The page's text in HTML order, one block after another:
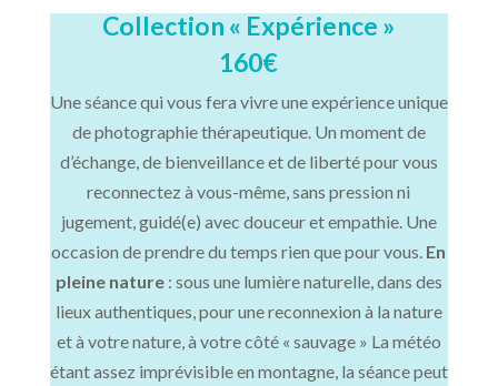
Collection « Expérience »
160€
Une séance qui vous fera vivre une expérience unique
de photographie thérapeutique. Un moment de
d’échange, de bienveillance et de liberté pour vous
reconnectez à vous-même, sans pression ni
jugement, guidé(e) avec douceur et empathie. Une
occasion de prendre du temps rien que pour vous. En
pleine nature: sous une lumière naturelle, dans des
lieux authentiques, pour une reconnexion à la nature
et à votre nature, à votre côté « sauvage » La météo
étant assez imprévisible en montagne, la séance peut